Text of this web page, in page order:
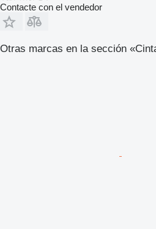
Contacte con el vendedor
Otras marcas en la sección